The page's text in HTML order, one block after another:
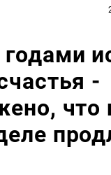
-
что